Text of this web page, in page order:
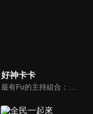
好神卡卡
最有Fu的主持組合：「A咖天王」徐乃麟+「好神天心」朱芯儀+「真理大學校花」洪棠+「台大獸醫碩士」LYDIA。遊戲的層層關卡，來賓必須要和主持人比反應，比記憶，比機智，比膽識，幸運女神的眷顧與遠離永遠都是個未知數！